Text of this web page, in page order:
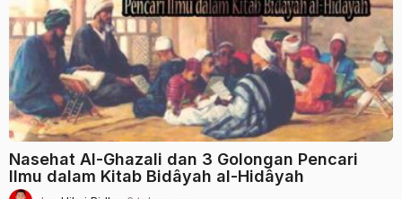
o
Nasehat Al-Ghazali dan 3 Golongan Pencari
Ilmu dalam Kitab Bidâyah al-Hidâyah